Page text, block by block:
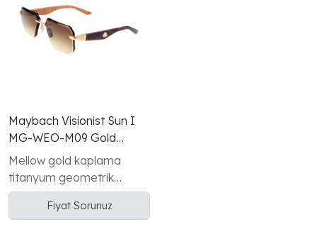
Maybach Visionist Sun I
MG-WEO-M09 Gold
Madrone Bubinga Gunes
Gozlugu
Mellow gold kaplama
titanyum geometrik
çerçeve Dark Purple
Madrone/Bubinga/Golde
Fiyat Sorunuz